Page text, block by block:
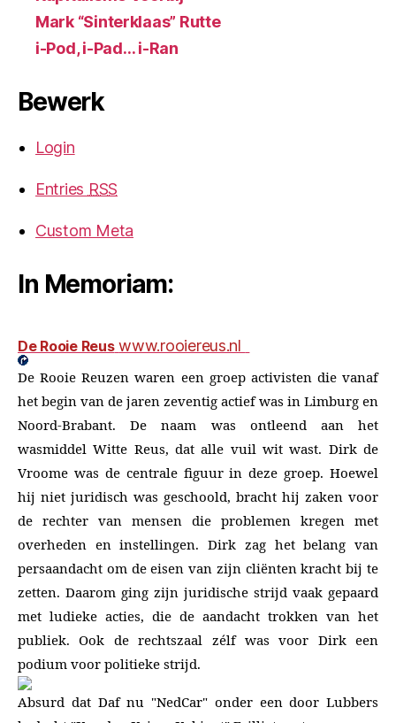
Mark “Sinterklaas” Rutte
i-Pod, i-Pad… i-Ran
Bewerk
Login
Entries RSS
Custom Meta
In Memoriam:
De Rooie Reus www.rooiereus.nl
De Rooie Reuzen waren een groep activisten die vanaf
het begin van de jaren zeventig actief was in Limburg en
Noord-Brabant. De naam was ontleend aan het
wasmiddel Witte Reus, dat alle vuil wit wast. Dirk de
Vroome was de centrale figuur in deze groep. Hoewel
hij niet juridisch was geschoold, bracht hij zaken voor
de rechter van mensen die problemen kregen met
overheden en instellingen. Dirk zag het belang van
persaandacht om de eisen van zijn cliënten kracht bij te
zetten. Daarom ging zijn juridische strijd vaak gepaard
met ludieke acties, die de aandacht trokken van het
publiek. Ook de rechtszaal zélf was voor Dirk een
podium voor politieke strijd.
Absurd dat Daf nu "NedCar" onder een door Lubbers